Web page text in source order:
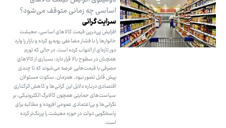
اساسی چه زمانی متوقف می‌شود؟
سرایت گرانی
افزایش پی‌درپی قیمت کالاهای اساسی، معیشت
خانوارها را با فشار مضاعفی روبه‌رو کرده و بازار را وارد
دور تازه‌ای از التهاب کرده است. در حالی که تورم
همچنان در سطوح بالا قرار دارد، بسیاری از کالاهای
مصرفی با قیمت‌هایی عرضه می‌شوند که تا چندی
پیش قابل تصور نبود. همزمان، سکوت مسئولان
اقتصادی درباره دلایل این گرانی‌ها و کاهش اثرگذاری
سیاست‌های حمایتی همچون کالابرگ الکترونیکی، بر
نگرانی‌ها و بی‌اعتمادی عمومی افزوده و مطالبه برای
پاسخگویی دولت در حوزه معیشت را پررنگ‌تر کرده
است.